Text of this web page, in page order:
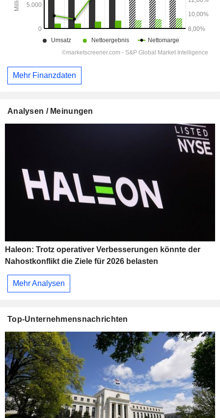
Mehr Finanzdaten
Analysen / Meinungen
Haleon: Trotz operativer Verbesserungen könnte der
Nahostkonflikt die Ziele für 2026 belasten
Mehr Analysen
Top-Unternehmensnachrichten